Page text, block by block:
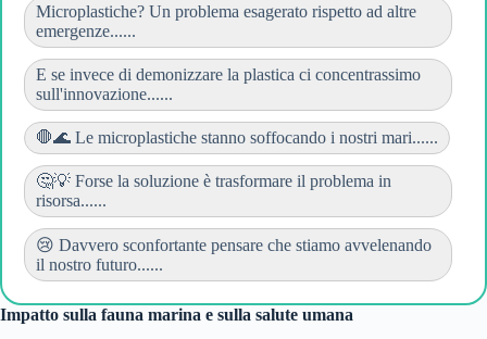
Microplastiche? Un problema esagerato rispetto ad altre
emergenze......
E se invece di demonizzare la plastica ci concentrassimo
sull'innovazione......
🛑🌊 Le microplastiche stanno soffocando i nostri mari......
🤔💡 Forse la soluzione è trasformare il problema in
risorsa......
😢 Davvero sconfortante pensare che stiamo avvelenando
il nostro futuro......
Impatto sulla fauna marina e sulla salute umana